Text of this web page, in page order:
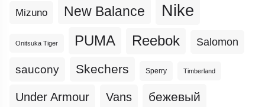
Mizuno New Balance Nike
Onitsuka Tiger PUMA Reebok Salomon
saucony Skechers Sperry Timberland
Under Armour Vans бежевый